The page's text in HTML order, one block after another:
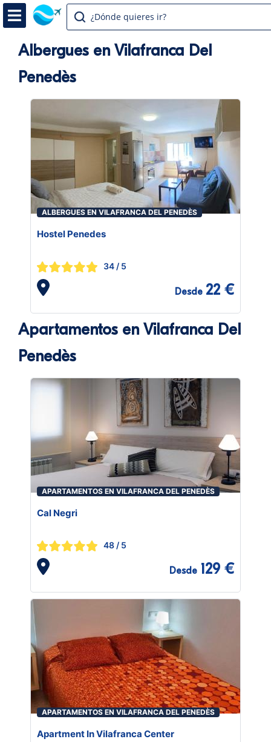
¿Dónde quieres ir?
Albergues en Vilafranca Del
Penedès
ALBERGUES EN VILAFRANCA DEL PENEDÈS
Hostel Penedes
34 / 5
Desde 22 €
Apartamentos en Vilafranca Del
Penedès
APARTAMENTOS EN VILAFRANCA DEL PENEDÈS
Cal Negri
48 / 5
Desde 129 €
APARTAMENTOS EN VILAFRANCA DEL PENEDÈS
Apartment In Vilafranca Center